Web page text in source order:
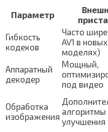
Параметр
Гибкость
кодеков
Часто шире
AV1 в новых
моделях)
Аппаратный
декодер
Мощный,
под видео
Обработка
изображения алгоритмы
улучшения